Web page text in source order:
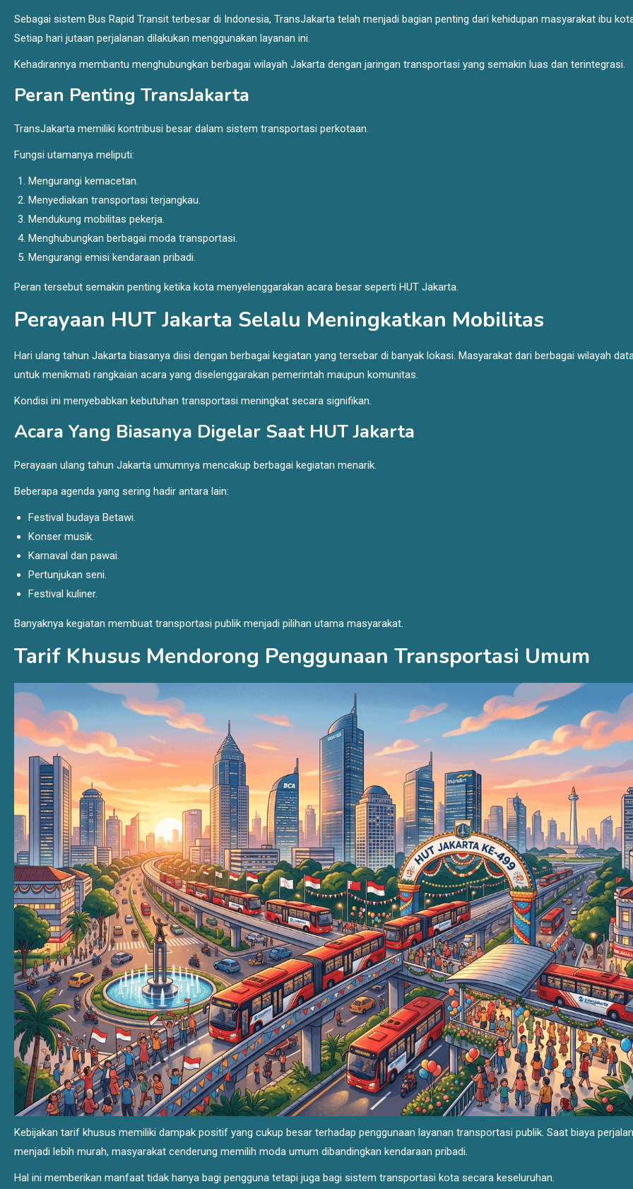
Sebagai sistem Bus Rapid Transit terbesar di Indonesia, TransJakarta telah menjadi bagian penting dari kehidupan masyarakat ibu
Setiap hari jutaan perjalanan dilakukan menggunakan layanan ini.
Kehadirannya membantu menghubungkan berbagai wilayah Jakarta dengan jaringan transportasi yang semakin luas dan terintegrasi.
Peran Penting TransJakarta
TransJakarta memiliki kontribusi besar dalam sistem transportasi perkotaan.
Fungsi utamanya meliputi:
Mengurangi kemacetan.
Menyediakan transportasi terjangkau.
Mendukung mobilitas pekerja.
Menghubungkan berbagai moda transportasi.
Mengurangi emisi kendaraan pribadi.
Peran tersebut semakin penting ketika kota menyelenggarakan acara besar seperti HUT Jakarta.
Perayaan HUT Jakarta Selalu Meningkatkan Mobilitas
Hari ulang tahun Jakarta biasanya diisi dengan berbagai kegiatan yang tersebar di banyak lokasi. Masyarakat dari berbagai wilayah
untuk menikmati rangkaian acara yang diselenggarakan pemerintah maupun komunitas.
Kondisi ini menyebabkan kebutuhan transportasi meningkat secara signifikan.
Acara Yang Biasanya Digelar Saat HUT Jakarta
Perayaan ulang tahun Jakarta umumnya mencakup berbagai kegiatan menarik.
Beberapa agenda yang sering hadir antara lain:
Festival budaya Betawi.
Konser musik.
Karnaval dan pawai.
Pertunjukan seni.
Festival kuliner.
Banyaknya kegiatan membuat transportasi publik menjadi pilihan utama masyarakat.
Tarif Khusus Mendorong Penggunaan Transportasi Umum
Kebijakan tarif khusus memiliki dampak positif yang cukup besar terhadap penggunaan layanan transportasi publik. Saat biaya
menjadi lebih murah, masyarakat cenderung memilih moda umum dibandingkan kendaraan pribadi.
Hal ini memberikan manfaat tidak hanya bagi pengguna tetapi juga bagi sistem transportasi kota secara keseluruhan.